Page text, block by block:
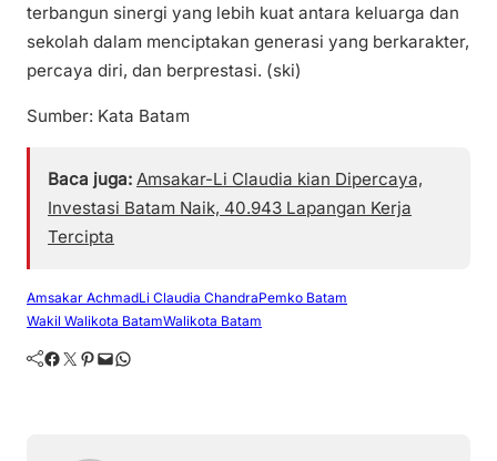
terbangun sinergi yang lebih kuat antara keluarga dan
sekolah dalam menciptakan generasi yang berkarakter,
percaya diri, dan berprestasi. (ski)
Sumber: Kata Batam
Baca juga: Amsakar-Li Claudia kian Dipercaya,
Investasi Batam Naik, 40.943 Lapangan Kerja
Tercipta
Amsakar AchmadLi Claudia ChandraPemko Batam
Wakil Walikota BatamWalikota Batam
Facebook Twitter Pinterest Mail WhatsApp